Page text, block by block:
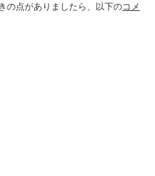
の点がありましたら、以下のコメ